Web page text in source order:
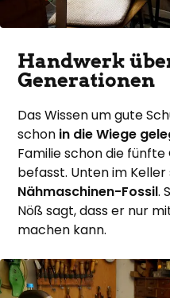
Handwerk
Generationen
Das Wissen um gute
schon in die Wiege
Familie schon die
befasst. Unten im
Nähmaschinen-Fossil.
Nöß sagt, dass er nur
machen kann.